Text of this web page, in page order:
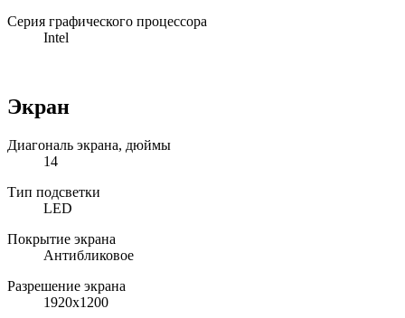
Серия графического процессора
Intel
Экран
Диагональ экрана, дюймы
14
Тип подсветки
LED
Покрытие экрана
Антибликовое
Разрешение экрана
1920x1200